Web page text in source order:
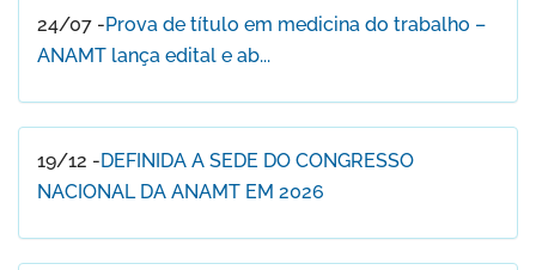
24/07 -Prova de título em medicina do trabalho –
ANAMT lança edital e ab...
19/12 -DEFINIDA A SEDE DO CONGRESSO
NACIONAL DA ANAMT EM 2026